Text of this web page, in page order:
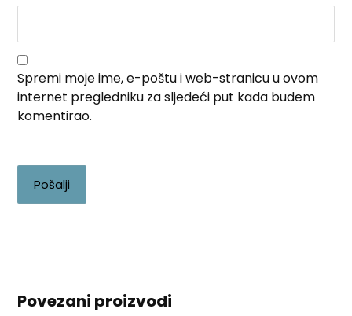
Spremi moje ime, e-poštu i web-stranicu u ovom
internet pregledniku za sljedeći put kada budem
komentirao.
Pošalji
Povezani proizvodi